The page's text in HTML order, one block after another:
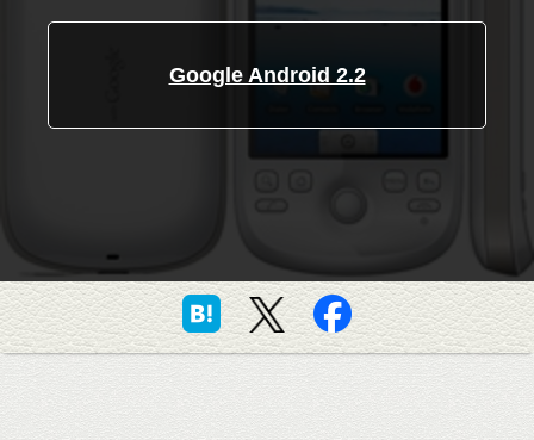
Google Android 2.2